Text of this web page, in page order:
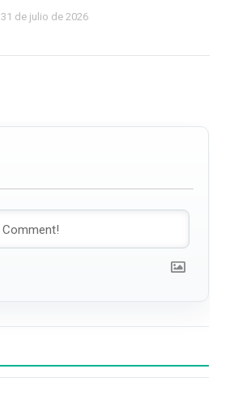
31 de julio de 2026